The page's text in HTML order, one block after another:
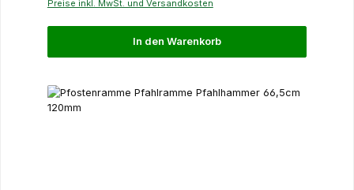
Preise inkl. MwSt. und Versandkosten
In den Warenkorb